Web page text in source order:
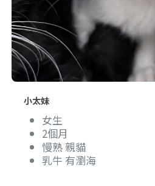
小太妹
女生
2個月
慢熟 親貓
乳牛 有瀏海